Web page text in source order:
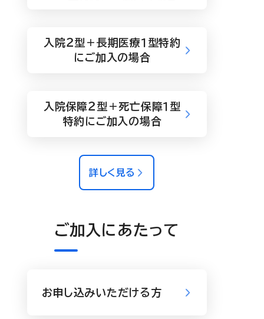
入院２型＋長期医療１型特約
にご加入の場合
入院保障２型＋死亡保障１型
特約にご加入の場合
詳しく見る
ご加入にあたって
お申し込みいただける方